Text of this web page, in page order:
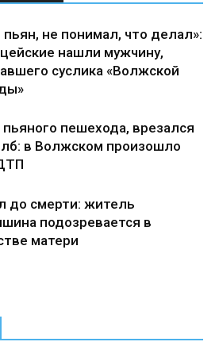
не понимал, что делал»:
нашли мужчину,
суслика «Волжской
пешехода, врезался
в Волжском произошло
до смерти: житель
подозревается в
матери